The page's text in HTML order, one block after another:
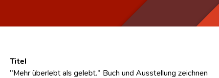
CNL
Kontakt
Titel
"Mehr überlebt als gelebt." Buch und Ausstellung zeichnen